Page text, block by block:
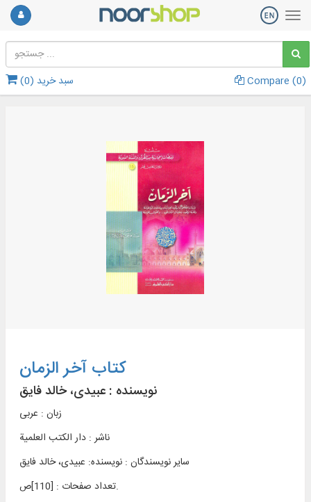
سبد خرید (0
) Compare (0)
کتاب آخر الزمان
نویسنده : عبیدی، خالد فایق
زبان : عربی
ناشر : دار الکتب العلمية
سایر نویسندگان : نویسنده: عبیدی، خالد فایق
تعداد صفحات : [110]ص.